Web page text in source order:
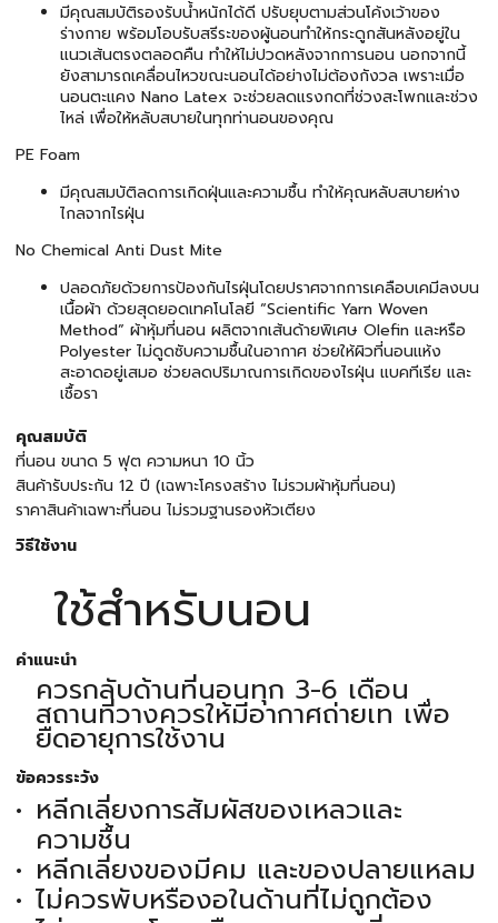
มีคุณสมบัติรองรับน้ำหนักได้ดี ปรับยุบตามส่วนโค้งเว้าของ
ร่างกาย พร้อมโอบรับสรีระของผู้นอนทำให้กระดูกสันหลังอยู่ใน
แนวเส้นตรงตลอดคืน ทำให้ไม่ปวดหลังจากการนอน นอกจากนี้
ยังสามารถเคลื่อนไหวขณะนอนได้อย่างไม่ต้องกังวล เพราะเมื่อ
นอนตะแคง Nano Latex จะช่วยลดแรงกดที่ช่วงสะโพกและช่วง
ไหล่ เพื่อให้หลับสบายในทุกท่านอนของคุณ
PE Foam
มีคุณสมบัติลดการเกิดฝุ่นและความชื้น ทำให้คุณหลับสบายห่าง
ไกลจากไรฝุ่น
No Chemical Anti Dust Mite
ปลอดภัยด้วยการป้องกันไรฝุ่นโดยปราศจากการเคลือบเคมีลงบน
เนื้อผ้า ด้วยสุดยอดเทคโนโลยี “Scientific Yarn Woven
Method” ผ้าหุ้มที่นอน ผลิตจากเส้นด้ายพิเศษ Olefin และหรือ
Polyester ไม่ดูดซับความชื้นในอากาศ ช่วยให้ผิวที่นอนแห้ง
สะอาดอยู่เสมอ ช่วยลดปริมาณการเกิดของไรฝุ่น แบคทีเรีย และ
เชื้อรา
คุณสมบัติ
ที่นอน ขนาด 5 ฟุต ความหนา 10 นิ้ว
สินค้ารับประกัน 12 ปี (เฉพาะโครงสร้าง ไม่รวมผ้าหุ้มที่นอน)
ราคาสินค้าเฉพาะที่นอน ไม่รวมฐานรองหัวเตียง
วิธีใช้งาน
ใช้สำหรับนอน
คำแนะนำ
ควรกลับด้านที่นอนทุก 3-6 เดือน
สถานที่วางควรให้มีอากาศถ่ายเท เพื่อ
ยืดอายุการใช้งาน
ข้อควรระวัง
หลีกเลี่ยงการสัมผัสของเหลวและ
ความชื้น
หลีกเลี่ยงของมีคม และของปลายแหลม
ไม่ควรพับหรืองอในด้านที่ไม่ถูกต้อง